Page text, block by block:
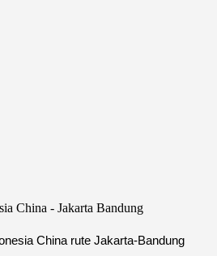
China - Jakarta Bandung
China rute Jakarta-Bandung